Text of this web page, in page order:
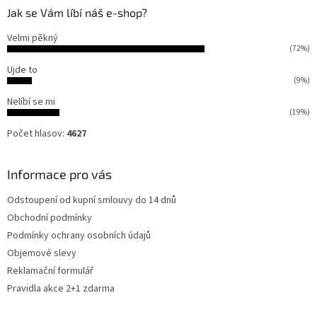
Jak se Vám líbí náš e-shop?
Velmi pěkný
(72%)
Ujde to
(9%)
Nelíbí se mi
(19%)
Počet hlasov: 4627
Informace pro vás
Odstoupení od kupní smlouvy do 14 dnů
Obchodní podmínky
Podmínky ochrany osobních údajů
Objemové slevy
Reklamační formulář
Pravidla akce 2+1 zdarma